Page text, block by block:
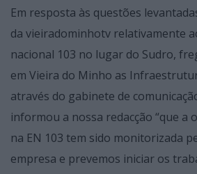
Em resposta às questões
da vieiradominhotv relativamente
nacional 103 no lugar do Sudro,
em Vieira do Minho as
através do gabinete de
informou a nossa redacção “que a
na EN 103 tem sido monitorizada
empresa e prevemos iniciar os